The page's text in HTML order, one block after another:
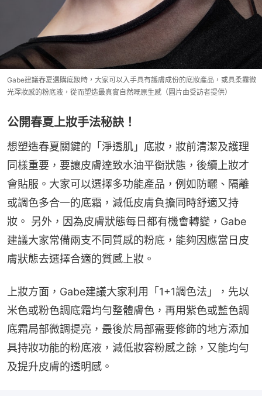
Gabe建議春夏選購底妝時，大家可以入手具有護膚成份的底妝產品，或具柔霧微
光澤妝感的粉底液，從而塑造最真實自然嘅原生感（圖片由受訪者提供）
公開春夏上妝手法秘訣！
想塑造春夏關鍵的「淨透肌」底妝，妝前清潔及護理
同樣重要，要讓皮膚達致水油平衡狀態，後續上妝才
會貼服。大家可以選擇多功能產品，例如防曬、隔離
或調色多合一的底霜，減低皮膚負擔同時舒適又持
妝。 另外，因為皮膚狀態每日都有機會轉變，Gabe
建議大家常備兩支不同質感的粉底，能夠因應當日皮
膚狀態去選擇合適的質感上妝。
上妝方面，Gabe建議大家利用「1+1調色法」，先以
米色或粉色調底霜均勻整體膚色，再用紫色或藍色調
底霜局部微調提亮，最後於局部需要修飾的地方添加
具持妝功能的粉底液，減低妝容粉感之餘，又能均勻
及提升皮膚的透明感。